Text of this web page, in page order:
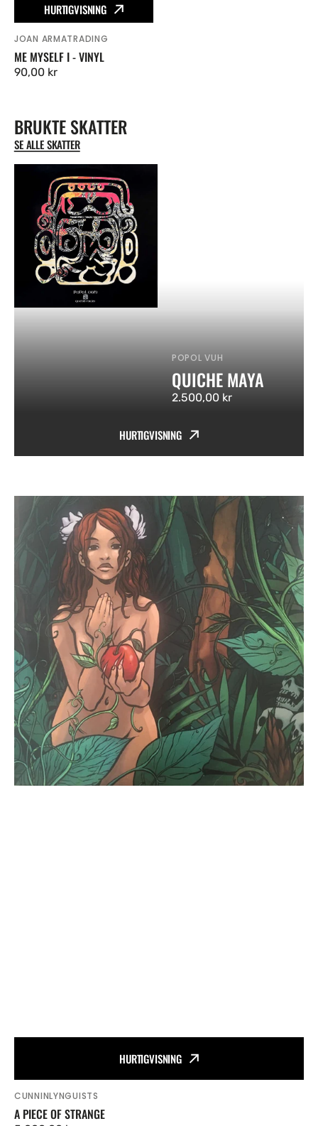
HURTIGVISNING
Vendor:
JOAN ARMATRADING
ME MYSELF I - VINYL
Ordinær
90,00 kr
BRUKTE SKATTER
SE ALLE SKATTER
HURTIGVISNING
Vendor:
POPOL VUH
QUICHE MAYA
Ordinær
2.500,00 kr
Of
Strange
HURTIGVISNING
Vendor:
CUNNINLYNGUISTS
A PIECE OF STRANGE